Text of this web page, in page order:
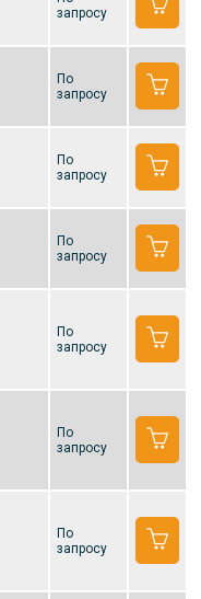
запросу
По
запросу
По
запросу
По
запросу
По
запросу
По
запросу
По
запросу